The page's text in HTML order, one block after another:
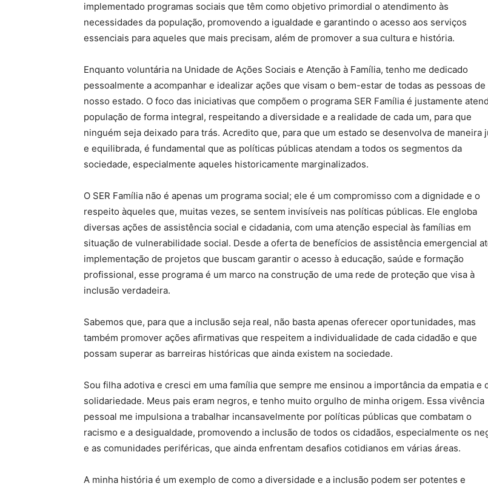
implementado programas sociais que têm como objetivo primordial o atendimento às
necessidades da população, promovendo a igualdade e garantindo o acesso aos serviços
essenciais para aqueles que mais precisam, além de promover a sua cultura e história.
Enquanto voluntária na Unidade de Ações Sociais e Atenção à Família, tenho me dedicado
pessoalmente a acompanhar e idealizar ações que visam o bem-estar de todas as pessoas de
nosso estado. O foco das iniciativas que compõem o programa SER Família é justamente
população de forma integral, respeitando a diversidade e a realidade de cada um, para que
ninguém seja deixado para trás. Acredito que, para que um estado se desenvolva de maneira
e equilibrada, é fundamental que as políticas públicas atendam a todos os segmentos da
sociedade, especialmente aqueles historicamente marginalizados.
O SER Família não é apenas um programa social; ele é um compromisso com a dignidade e o
respeito àqueles que, muitas vezes, se sentem invisíveis nas políticas públicas. Ele engloba
diversas ações de assistência social e cidadania, com uma atenção especial às famílias em
situação de vulnerabilidade social. Desde a oferta de benefícios de assistência emergencial
implementação de projetos que buscam garantir o acesso à educação, saúde e formação
profissional, esse programa é um marco na construção de uma rede de proteção que visa à
inclusão verdadeira.
Sabemos que, para que a inclusão seja real, não basta apenas oferecer oportunidades, mas
também promover ações afirmativas que respeitem a individualidade de cada cidadão e que
possam superar as barreiras históricas que ainda existem na sociedade.
Sou filha adotiva e cresci em uma família que sempre me ensinou a importância da empatia e
solidariedade. Meus pais eram negros, e tenho muito orgulho de minha origem. Essa vivência
pessoal me impulsiona a trabalhar incansavelmente por políticas públicas que combatam o
racismo e a desigualdade, promovendo a inclusão de todos os cidadãos, especialmente os
e as comunidades periféricas, que ainda enfrentam desafios cotidianos em várias áreas.
A minha história é um exemplo de como a diversidade e a inclusão podem ser potentes e